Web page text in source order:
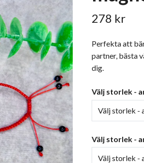
278 kr
Perfekta att
partner, bästa
dig.
Välj storlek -
Välj storlek -
Välj storlek -
Välj storlek -